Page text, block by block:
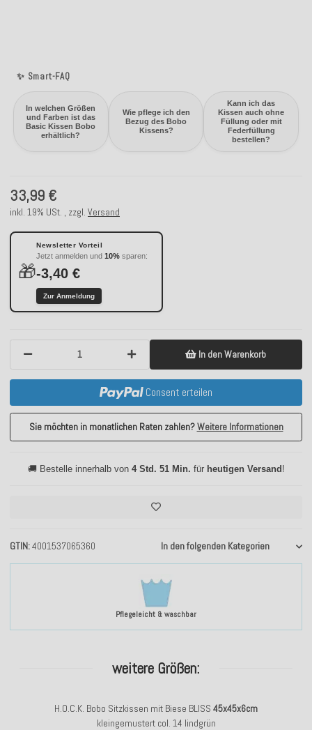
✨ Smart-FAQ
In welchen Größen
und Farben ist das
Basic Kissen Bobo
erhältlich?
Wie pflege ich den
Bezug des Bobo
Kissens?
Kann ich das
Kissen auch ohne
Füllung oder mit
Federfüllung
bestellen?
Pflegeleicht & waschbar
GTIN 4001537065360 In den folgenden Kategorien
33,99 €
inkl. 19% USt. , zzgl. Versand
🎁
Newsletter Vorteil
Jetzt anmelden und 10% sparen:
-3,40 €
Zur Anmeldung
In den Warenkorb
Consent erteilen
Sie möchten in monatlichen Raten zahlen?Weitere Informationen
🚚 Bestelle innerhalb von 4 Std. 51 Min. für heutigen Versand!
weitere Größen:
H.O.C.K. Bobo Sitzkissen mit Biese BLISS 45x45x6cm
kleingemustert col. 14 lindgrün